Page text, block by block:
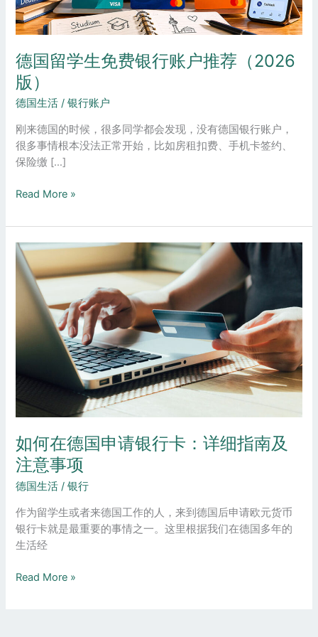
德国留学生免费银行账户推荐（2026
版）
德国生活 /银行账户
刚来德国的时候，很多同学都会发现，没有德国银行账户，
很多事情根本没法正常开始，比如房租扣费、手机卡签约、
保险缴 […]
行
账
推
荐
（2026
版）
Read More »
如何在德国申请银行卡：详细指南及
注意事项
德国生活 /银行
作为留学生或者来德国工作的人，来到德国后申请欧元货币
银行卡就是最重要的事情之一。这里根据我们在德国多年的
生活经
如
何
申
请
行
卡：
指
南
及
注
意
事
项
Read More »